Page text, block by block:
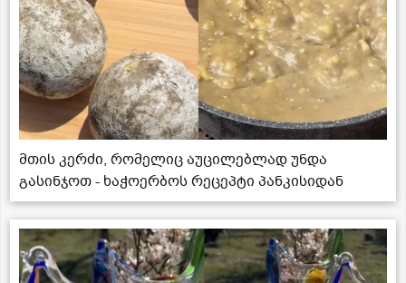
მთის კერძი, რომელიც აუცილებლად უნდა
გასინჯოთ - ხაჭოერბოს რეცეპტი პანკისიდან